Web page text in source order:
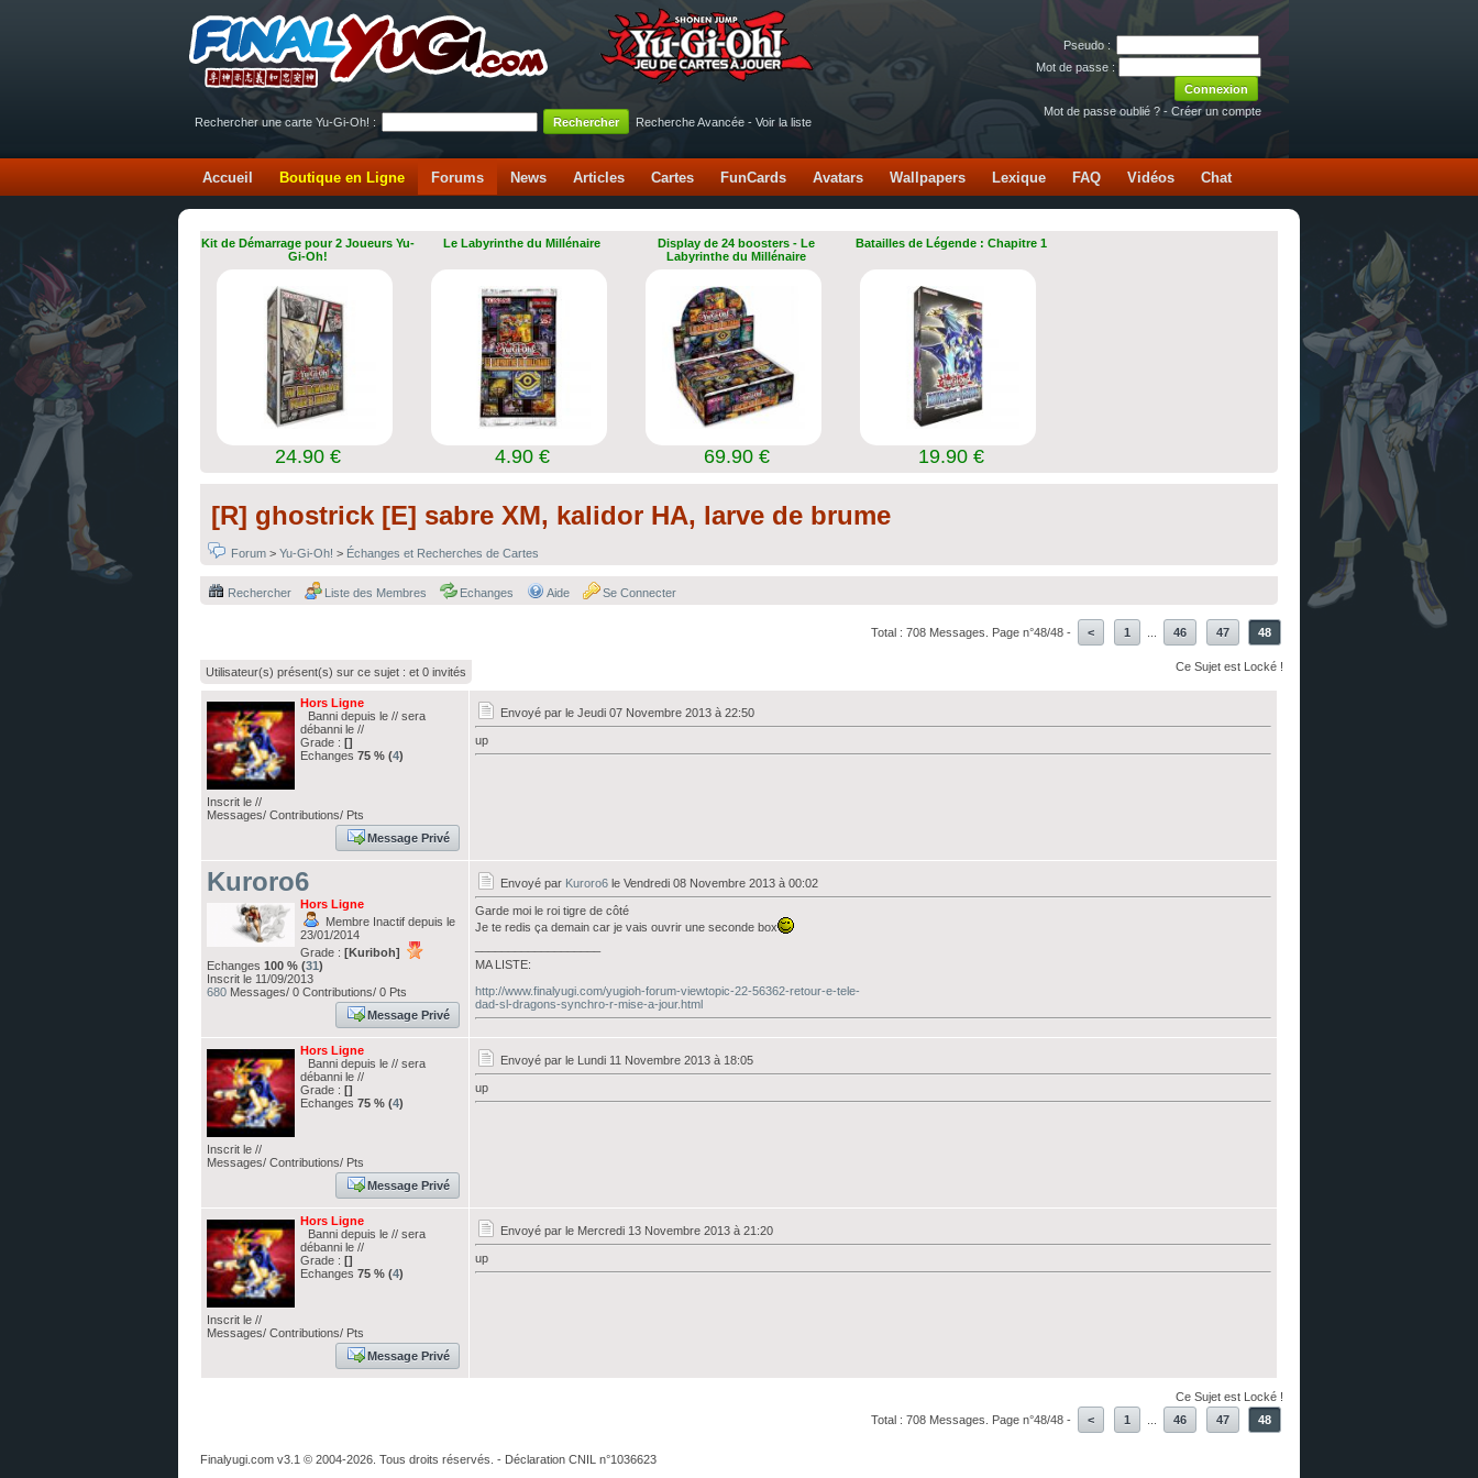
Pseudo :
Mot de passe :
Mot de passe oublié ? - Créer un compte
Rechercher une carte Yu-Gi-Oh! :
Recherche Avancée - Voir la liste
Accueil Boutique en Ligne Forums News Articles Cartes FunCards Avatars Wallpapers Lexique FAQ Vidéos Chat
Kit de Démarrage pour 2 Joueurs Yu-
Gi-Oh!
24.90 €
Le Labyrinthe du Millénaire
4.90 €
Display de 24 boosters - Le
Labyrinthe du Millénaire
69.90 €
Batailles de Légende : Chapitre 1
19.90 €
[R] ghostrick [E] sabre XM, kalidor HA, larve de brume
Forum > Yu-Gi-Oh! > Échanges et Recherches de Cartes
Rechercher Liste des Membres Echanges Aide Se Connecter
Total : 708 Messages. Page n°48/48 - < 1 46 47 48
Utilisateur(s) présent(s) sur ce sujet : et 0 invités Ce Sujet est Locké !
Hors Ligne
Banni depuis le // sera
débanni le //
Grade : []
Echanges 75 % (4)
Inscrit le //
Messages/ Contributions/ Pts
Message Privé
Envoyé par le Jeudi 07 Novembre 2013 à 22:50
up
Kuroro6
Hors Ligne
Membre Inactif depuis le
23/01/2014
Grade : [Kuriboh]
Echanges 100 % (31)
Inscrit le 11/09/2013
680 Messages/ 0 Contributions/ 0 Pts
Message Privé
Envoyé par Kuroro6 le Vendredi 08 Novembre 2013 à 00:02
Garde moi le roi tigre de côté
Je te redis ça demain car je vais ouvrir une seconde box
MA LISTE:
http://www.finalyugi.com/yugioh-forum-viewtopic-22-56362-retour-e-tele-
dad-sl-dragons-synchro-r-mise-a-jour.html
Hors Ligne
Banni depuis le // sera
débanni le //
Grade : []
Echanges 75 % (4)
Inscrit le //
Messages/ Contributions/ Pts
Message Privé
Envoyé par le Lundi 11 Novembre 2013 à 18:05
up
Hors Ligne
Banni depuis le // sera
débanni le //
Grade : []
Echanges 75 % (4)
Inscrit le //
Messages/ Contributions/ Pts
Message Privé
Envoyé par le Mercredi 13 Novembre 2013 à 21:20
up
Ce Sujet est Locké !
Total : 708 Messages. Page n°48/48 -
< 1 46 47 48
Finalyugi.com v3.1 © 2004-2026. Tous droits réservés. - Déclaration CNIL n°1036623